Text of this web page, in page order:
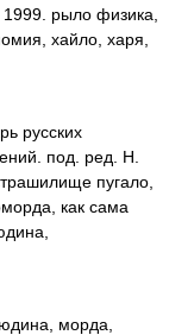
рыло физика,
хайло, харя,
русских
под. ред. Н.
пугало,
как сама
морда,